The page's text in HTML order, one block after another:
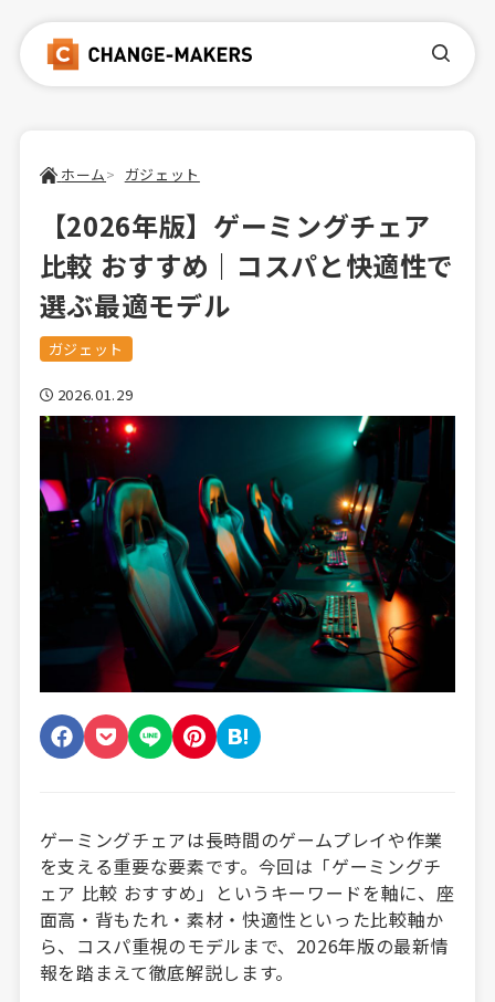
ホーム ガジェット
【2026年版】ゲーミングチェア
比較 おすすめ｜コスパと快適性で
選ぶ最適モデル
ガジェット
2026.01.29
ゲーミングチェアは長時間のゲームプレイや作業
を支える重要な要素です。今回は「ゲーミングチ
ェア 比較 おすすめ」というキーワードを軸に、座
面高・背もたれ・素材・快適性といった比較軸か
ら、コスパ重視のモデルまで、2026年版の最新情
報を踏まえて徹底解説します。